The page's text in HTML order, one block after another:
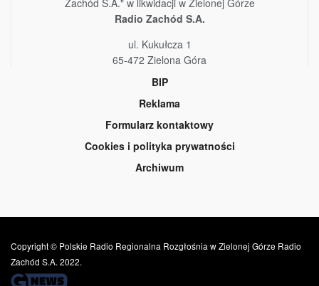
Radio Zachód S.A.
ul. Kukułcza 1
65-472 Zielona Góra
BIP
Reklama
Formularz kontaktowy
Cookies i polityka prywatności
Archiwum
Copyright © Polskie Radio Regionalna Rozgłośnia w Zielonej Górze Radio
Zachód S.A. 2022.